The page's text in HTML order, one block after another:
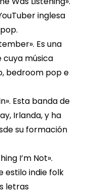
inglesa
Es una
música
bedroom pop e
Esta banda de
Irlanda, y ha
su formación
I’m Not».
estilo indie folk
letras